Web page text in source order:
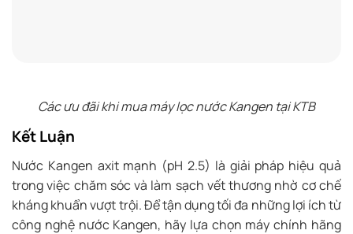
Các ưu đãi khi mua máy lọc nước Kangen tại KTB
Kết Luận
Nước Kangen axit mạnh (pH 2.5) là giải pháp hiệu quả
trong việc chăm sóc và làm sạch vết thương nhờ cơ chế
kháng khuẩn vượt trội. Để tận dụng tối đa những lợi ích từ
công nghệ nước Kangen, hãy lựa chọn máy chính hãng